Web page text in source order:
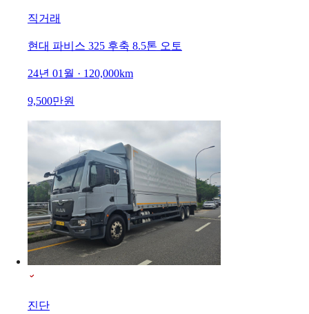
직거래
현대 파비스 325 후축 8.5톤 오토
24년 01월 · 120,000km
9,500만원
진단